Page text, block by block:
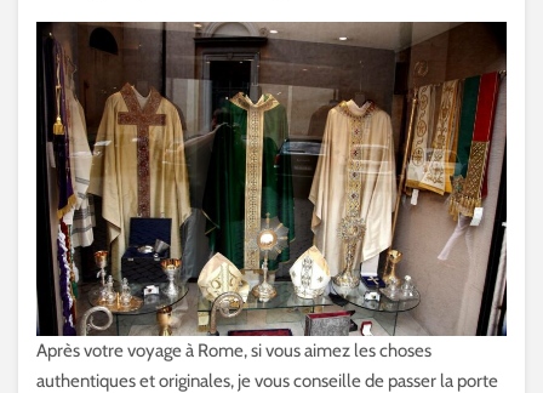
Après votre voyage à Rome, si vous aimez les choses
authentiques et originales, je vous conseille de passer la porte